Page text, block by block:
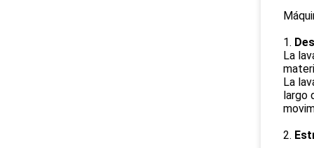
1.
La
La
largo
2.